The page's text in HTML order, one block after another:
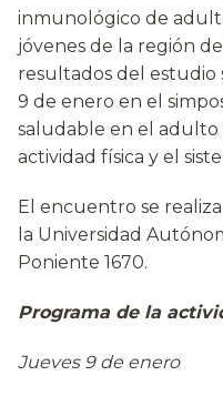
inmunológico de
jóvenes de la región
resultados del estudio
9 de enero en el
saludable en el adulto
actividad física y el
El encuentro se
la Universidad
Poniente 1670.
Programa de la
Jueves 9 de enero